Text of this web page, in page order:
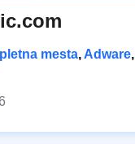
mesta, Adware,